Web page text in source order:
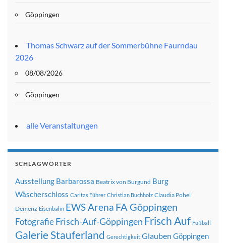
Göppingen
Thomas Schwarz auf der Sommerbühne Faurndau
2026
08/08/2026
Göppingen
alle Veranstaltungen
SCHLAGWÖRTER
Ausstellung Barbarossa Beatrix von Burgund Burg
Wäscherschloss Caritas Führer Christian Buchholz Claudia Pohel
Demenz Eisenbahn EWS Arena FA Göppingen
FotografieFrisch-Auf-Göppingen Frisch Auf Fußball
Galerie Stauferland Gerechtigkeit Glauben Göppingen